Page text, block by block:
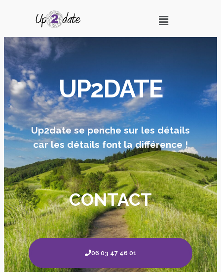
UP2DATE
Up2date se penche sur les détails
car les détails font la différence !
CONTACT
06 03 47 46 01